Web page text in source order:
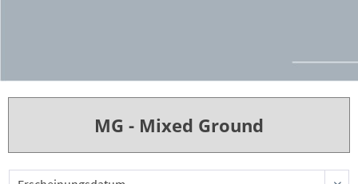
MG - Mixed Ground